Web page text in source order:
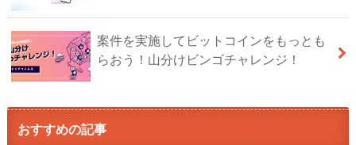
案件を実施してビットコインをもっとも
らおう！山分けビンゴチャレンジ！
おすすめの記事